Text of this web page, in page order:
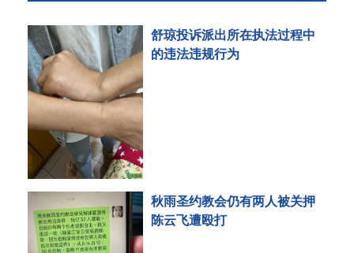
舒琼投诉派出所在执法过程中
的违法违规行为
秋雨圣约教会仍有两人被关押
陈云飞遭殴打